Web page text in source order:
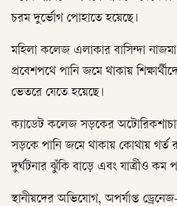
চরম দুর্ভোগ পোহাতে হয়েছে।
মহিলা কলেজ এলাকার বাসিন্দা
প্রবেশপথে পানি জমে থাকায়
ভেতরে যেতে হয়েছে।
ক্যাডেট কলেজ সড়কের
সড়কে পানি জমে থাকায় কোথায় গর্ত
দুর্ঘটনার ঝুঁকি বাড়ে এবং যাত্রীও কম
স্থানীয়দের অভিযোগ, অপর্যাপ্ত ড্রেনেজ-